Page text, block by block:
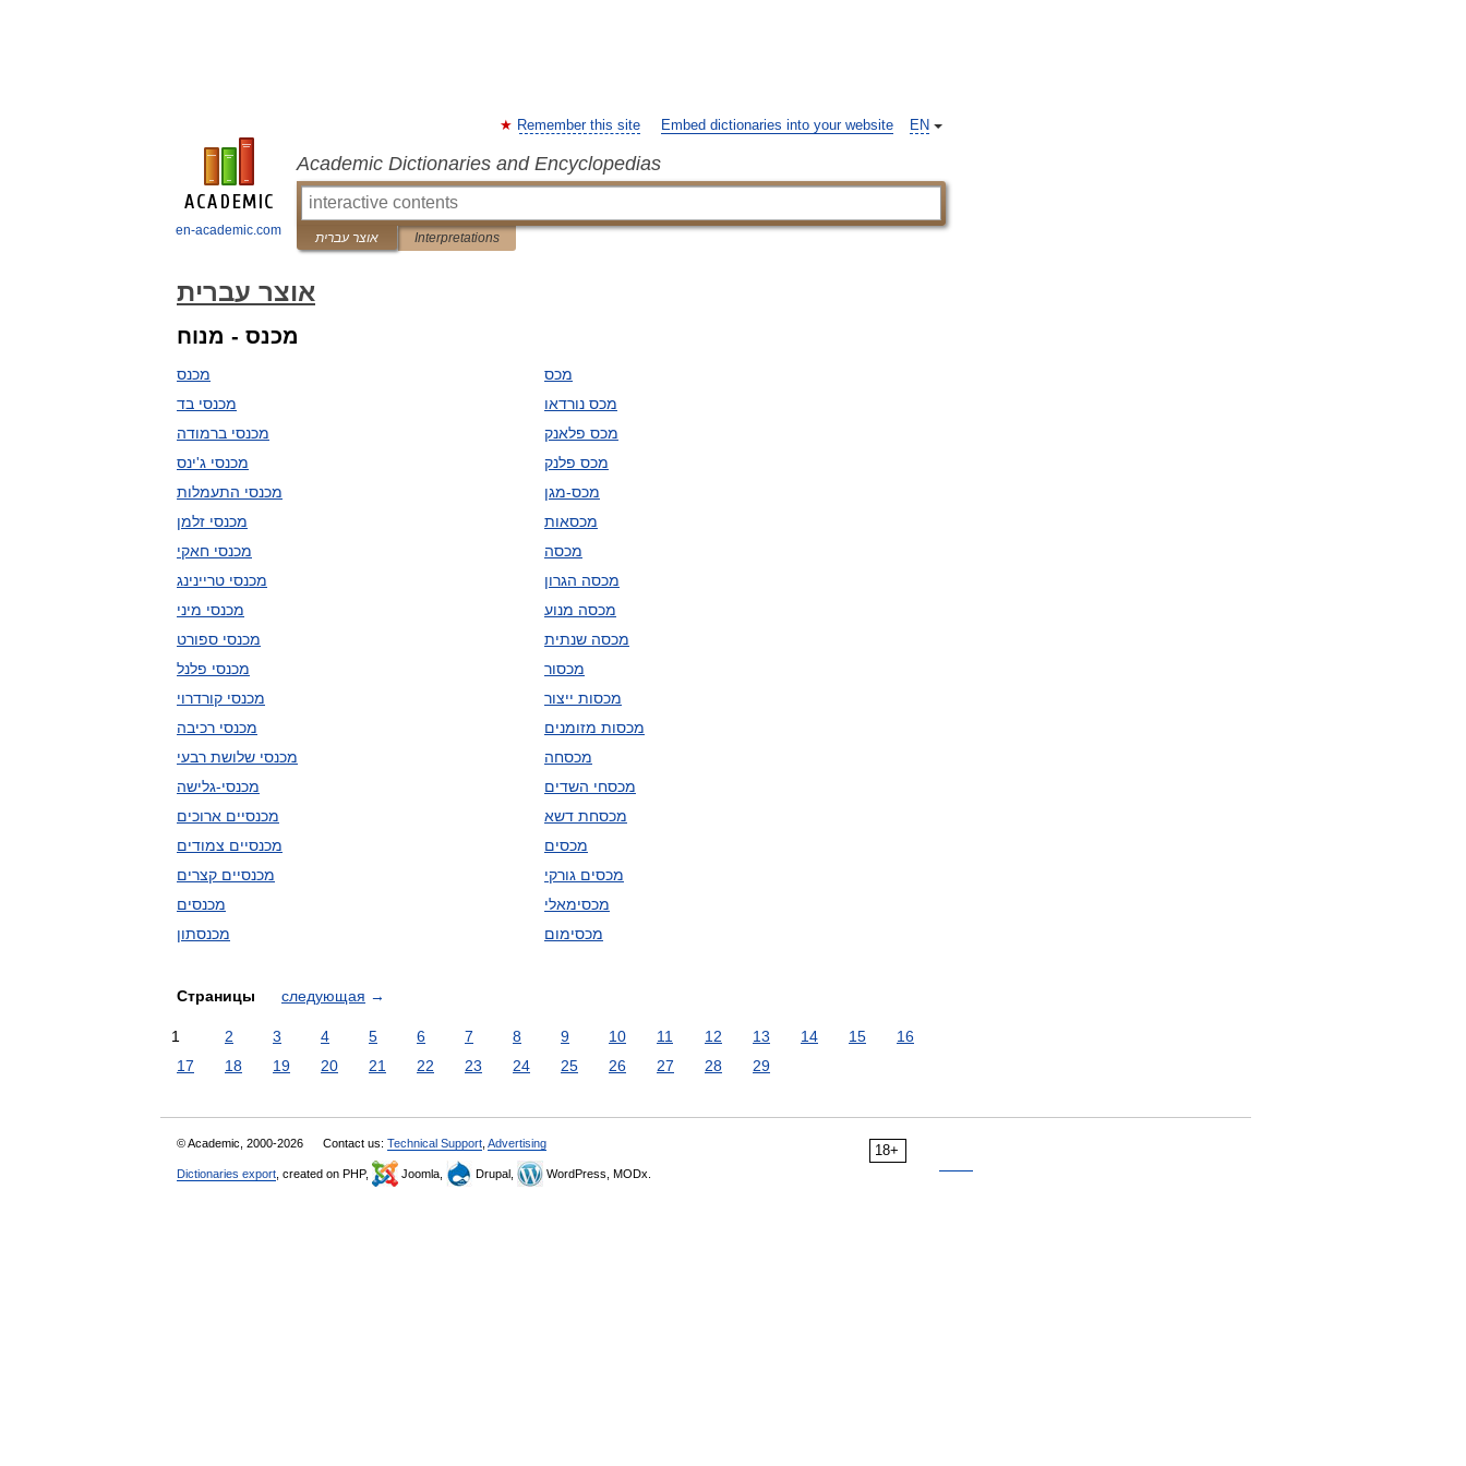
en-academic.com
EN
Remember this site Embed dictionaries into your website
Academic Dictionaries and Encyclopedias
אוצר עברית Interpretations
אוצר עברית
מכנס - מנוח
מכנס
מכנסי בד
מכנסי ברמודה
מכנסי ג'ינס
מכנסי התעמלות
מכנסי זלמן
מכנסי חאקי
מכנסי טריינינג
מכנסי מיני
מכנסי ספורט
מכנסי פלנל
מכנסי קורדרוי
מכנסי רכיבה
מכנסי שלושת רבעי
מכנסי-גלישה
מכנסיים ארוכים
מכנסיים צמודים
מכנסיים קצרים
מכנסים
מכנסתון
מכס
מכס נורדאו
מכס פלאנק
מכס פלנק
מכס-מגן
מכסאות
מכסה
מכסה הגרון
מכסה מנוע
מכסה שנתית
מכסור
מכסות ייצור
מכסות מזומנים
מכסחה
מכסחי השדים
מכסחת דשא
מכסים
מכסים גורקי
מכסימאלי
מכסימום
Страницы следующая →
1 2 3 4 5 6 7 8 9 10 11 12 13 14 15
16
17
18 19 20 21 22 23 24 25 26 27 28 29
18+
© Academic, 2000-2026 Contact us: Technical Support Advertising
Dictionaries export , created on PHP, Joomla, Drupal, WordPress, MODx.